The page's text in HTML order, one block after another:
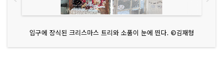
입구에 장식된 크리스마스 트리와 소품이 눈에 띈다. ©김재형